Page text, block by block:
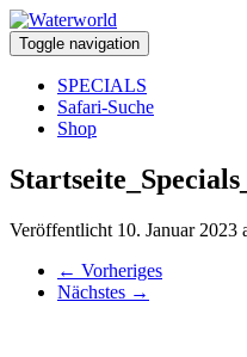
Toggle navigation
SPECIALS
Safari-Suche
Shop
Veröffentlicht 10. Januar 2023
← Vorheriges
Nächstes →